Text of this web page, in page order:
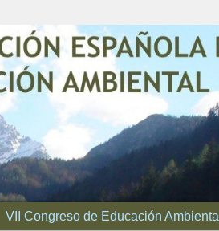
VII Congreso de Educación Ambiental